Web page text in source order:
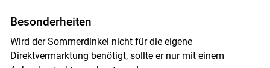
Besonderheiten
Wird der Sommerdinkel nicht für die eigene
Direktvermarktung benötigt, sollte er nur mit einem